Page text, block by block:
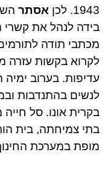
1943. לכן
אסתר
בידה לנהל את קשרי
מכתבי תודה
לקרוא בקשות עזרה
עדיפות. בערוב
לנשים בהתנדבות
בקרית אונו. סל
בתי צמיחתה, בית
מופת במערכת